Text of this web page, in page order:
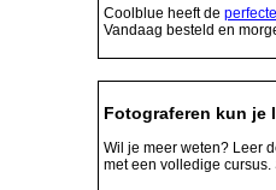
Coolblue heeft de
Vandaag besteld en
Fotograferen kun je
Wil je meer weten? Leer
met een volledige